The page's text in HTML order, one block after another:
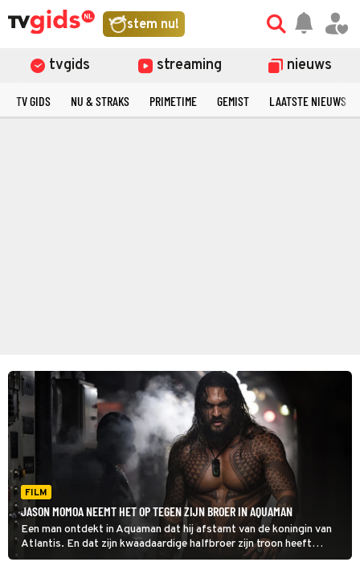
stem nu!
tvgids streaming nieuws
TV GIDS NU & STRAKS PRIMETIME GEMIST LAATSTE NIEUWS
FILM
JASON MOMOA NEEMT HET OP TEGEN ZIJN BROER IN AQUAMAN
Een man ontdekt in Aquaman dat hij afstamt van de koningin van
Atlantis. En dat zijn kwaadaardige halfbroer zijn troon heeft
ingenomen.